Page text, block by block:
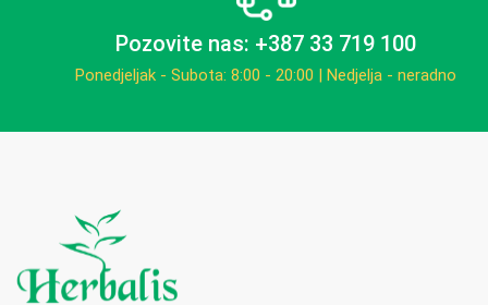
Pozovite nas: +387 33 719 100
Ponedjeljak - Subota: 8:00 - 20:00 | Nedjelja - neradno